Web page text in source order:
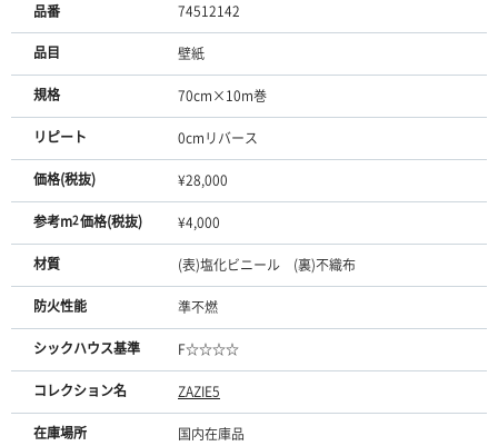
品番 74512142
品目 壁紙
規格 70cm×10m巻
リピート 0cmリバース
価格(税抜) ¥28,000
参考m2価格(税抜) ¥4,000
材質 (表)塩化ビニール (裏)不織布
防火性能 準不燃
シックハウス基準 F☆☆☆☆
コレクション名 ZAZIE5
在庫場所 国内在庫品